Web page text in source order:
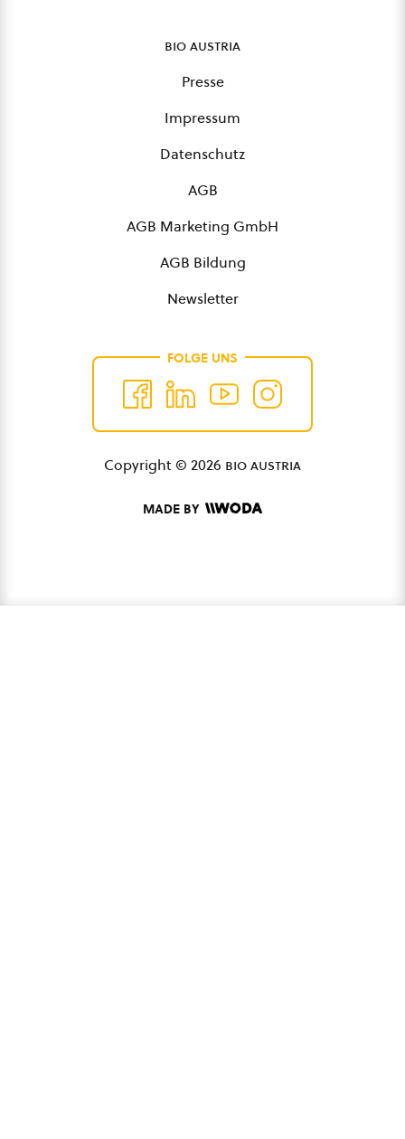
bio austria
Presse
Impressum
Datenschutz
AGB
AGB Marketing GmbH
AGB Bildung
Newsletter
FOLGE UNS
Copyright © 2026 bio austria
MADE BY